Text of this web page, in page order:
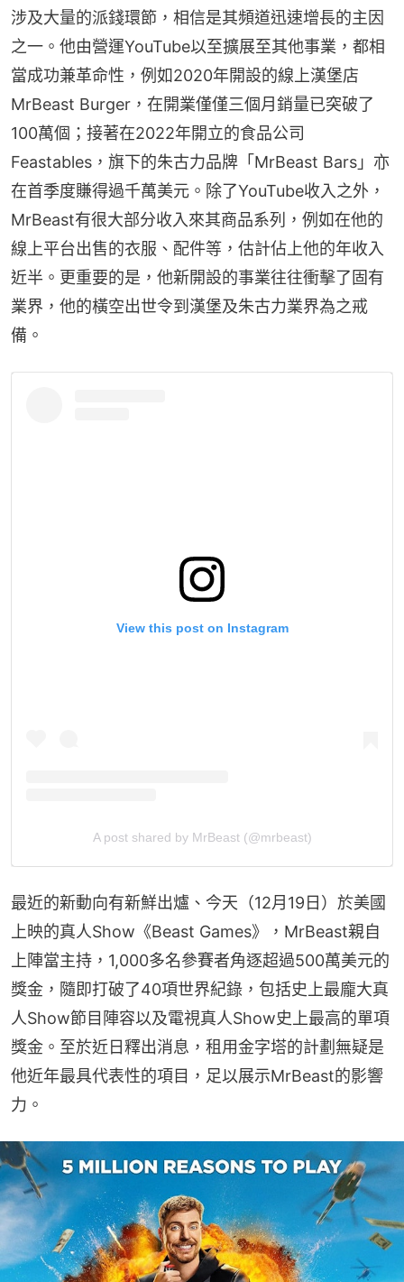
涉及大量的派錢環節，相信是其頻道迅速增長的主因
之一。他由營運YouTube以至擴展至其他事業，都相
當成功兼革命性，例如2020年開設的線上漢堡店
MrBeast Burger，在開業僅僅三個月銷量已突破了
100萬個；接著在2022年開立的食品公司
Feastables，旗下的朱古力品牌「MrBeast Bars」亦
在首季度賺得過千萬美元。除了YouTube收入之外，
MrBeast有很大部分收入來其商品系列，例如在他的
線上平台出售的衣服、配件等，估計佔上他的年收入
近半。更重要的是，他新開設的事業往往衝擊了固有
業界，他的橫空出世令到漢堡及朱古力業界為之戒
備。
View this post on Instagram
A post shared by MrBeast (@mrbeast)
最近的新動向有新鮮出爐、今天（12月19日）於美國
上映的真人Show《Beast Games》，MrBeast親自
上陣當主持，1,000多名參賽者角逐超過500萬美元的
獎金，隨即打破了40項世界紀錄，包括史上最龐大真
人Show節目陣容以及電視真人Show史上最高的單項
獎金。至於近日釋出消息，租用金字塔的計劃無疑是
他近年最具代表性的項目，足以展示MrBeast的影響
力。